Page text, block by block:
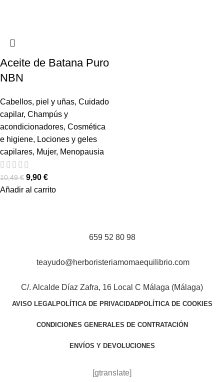
Aceite de Batana Puro
NBN
Cabellos, piel y uñas, Cuidado
capilar, Champús y
acondicionadores, Cosmética
e higiene, Lociones y geles
capilares, Mujer, Menopausia
10,49€ 9,90 €
Añadir al carrito
659 52 80 98
teayudo@herboristeriamomaequilibrio.com
C/. Alcalde Díaz Zafra, 16 Local C Málaga (Málaga)
AVISO LEGALPOLÍTICA DE PRIVACIDADPOLÍTICA DE COOKIES
CONDICIONES GENERALES DE CONTRATACIÓN
ENVÍOS Y DEVOLUCIONES
[gtranslate]